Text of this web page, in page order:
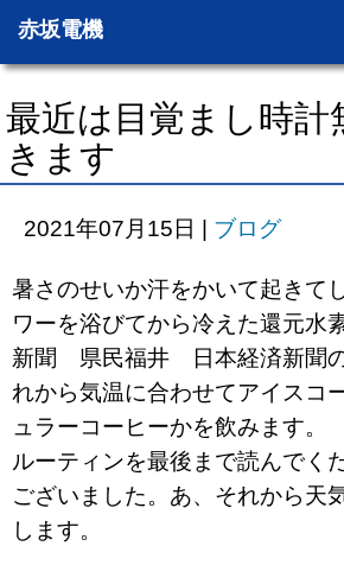
赤坂電機
最近は目覚まし時計
きます
2021年07月15日 | ブログ
暑さのせいか汗をかいて起きて
ワーを浴びてから冷えた還元水
新聞 県民福井 日本経済新聞
れから気温に合わせてアイスコ
ュラーコーヒーかを飲みます
ルーティンを最後まで読んでく
ございました。あ、それから天
します。